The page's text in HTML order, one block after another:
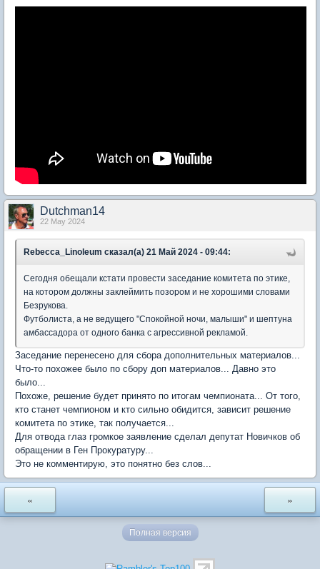
Dutchman14
22 May 2024
Rebecca_Linoleum сказал(а) 21 Май 2024 - 09:44:
Сегодня обещали кстати провести заседание комитета по этике,
на котором должны заклеймить позором и не хорошими словами
Безрукова.
Футболиста, а не ведущего "Спокойной ночи, малыши" и шептуна
амбассадора от одного банка с агрессивной рекламой.
Заседание перенесено для сбора дополнительных материалов...
Что-то похожее было по сбору доп материалов... Давно это
было...
Похоже, решение будет принято по итогам чемпионата... От того,
кто станет чемпионом и кто сильно обидится, зависит решение
комитета по этике, так получается...
Для отвода глаз громкое заявление сделал депутат Новичков об
обращении в Ген Прокуратуру...
Это не комментирую, это понятно без слов...
« »
Полная версия